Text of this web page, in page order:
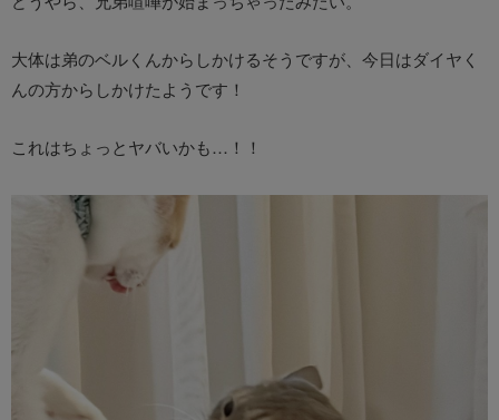
大体は弟のベルくんからしかけるそうですが、今日はダイヤく
んの方からしかけたようです！
これはちょっとヤバいかも…！！